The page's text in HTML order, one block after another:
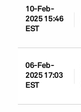
10-Feb-
2025 15:46
EST
06-Feb-
2025 17:03
EST